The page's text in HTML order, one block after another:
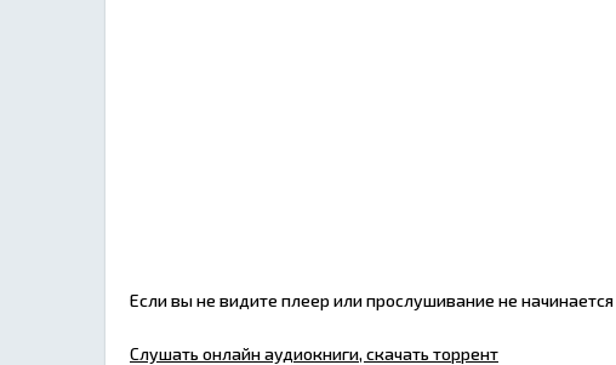
Если вы не видите плеер или прослушивание не начинается
Слушать онлайн аудиокниги, скачать торрент